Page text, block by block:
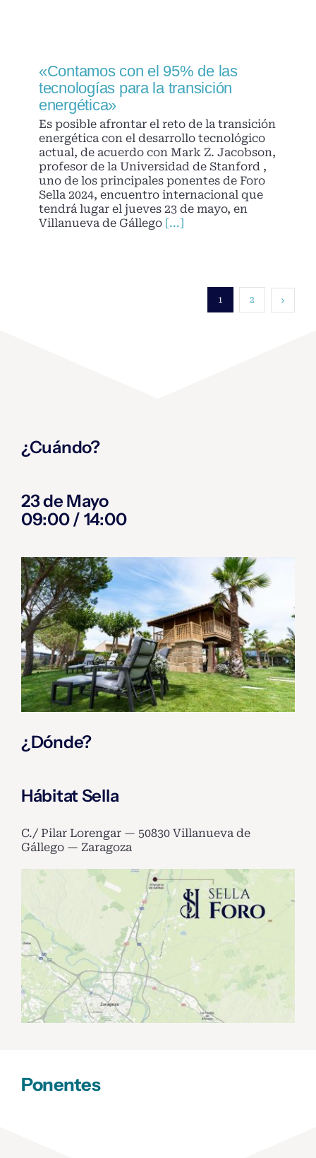
«Contamos con el 95% de las
tecnologías para la transición
energética»
Es posible afrontar el reto de la transición
energética con el desarrollo tecnológico
actual, de acuerdo con Mark Z. Jacobson,
profesor de la Universidad de Stanford ,
uno de los principales ponentes de Foro
Sella 2024, encuentro internacional que
tendrá lugar el jueves 23 de mayo, en
Villanueva de Gállego[...]
1 2
¿Cuándo?
23 de Mayo
09:00 / 14:00
¿Dónde?
Hábitat Sella
C./ Pilar Lorengar — 50830 Villanueva de
Gállego — Zaragoza
Ponentes